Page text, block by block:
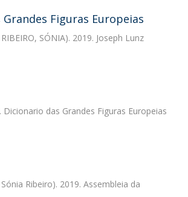
Figuras Europeias
SÓNIA). 2019. Joseph Lunz
Dicionario das Grandes Figuras Europeias
Ribeiro). 2019. Assembleia da